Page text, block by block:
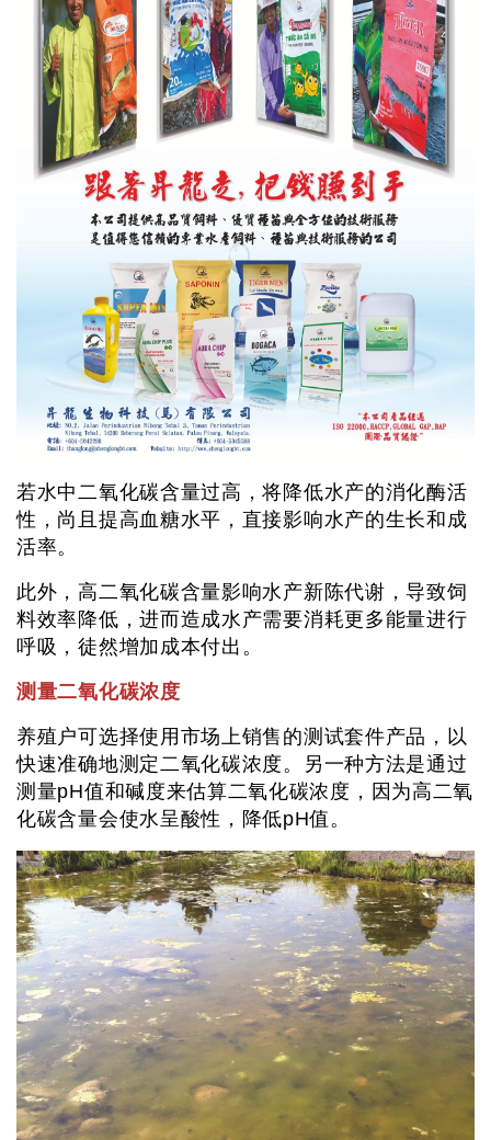
若水中二氧化碳含量过高，将降低水产的消化酶活
性，尚且提高血糖水平，直接影响水产的生长和成
活率。
此外，高二氧化碳含量影响水产新陈代谢，导致饲
料效率降低，进而造成水产需要消耗更多能量进行
呼吸，徒然增加成本付出。
测量二氧化碳浓度
养殖户可选择使用市场上销售的测试套件产品，以
快速准确地测定二氧化碳浓度。另一种方法是通过
测量pH值和碱度来估算二氧化碳浓度，因为高二氧
化碳含量会使水呈酸性，降低pH值。